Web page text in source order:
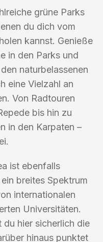
grüne Parks
du dich vom
kannst. Genieße
in den Parks und
naturbelassenen
eine Vielzahl an
Von Radtouren
bis hin zu
in den Karpaten –
ist ebenfalls
breites Spektrum
internationalen
Universitäten.
du hier sicherlich die
hinaus punktet